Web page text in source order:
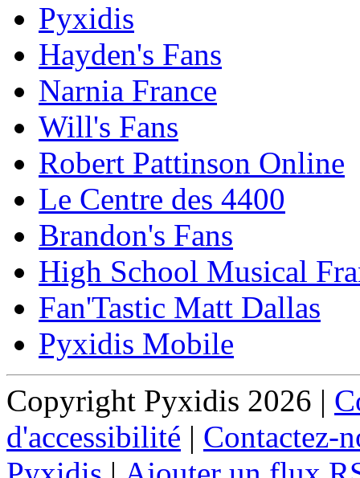
Pyxidis
Hayden's Fans
Narnia France
Will's Fans
Robert Pattinson Online
Le Centre des 4400
Brandon's Fans
High School Musical
Fan'Tastic Matt Dallas
Pyxidis Mobile
Copyright Pyxidis 2026 |
d'accessibilité | Contactez-